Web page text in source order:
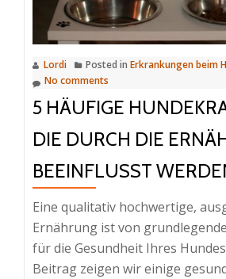
Lordi Posted in Erkrankungen beim
No comments
5 HÄUFIGE
DIE DURCH DIE
BEEINFLUSST
Eine qualitativ hochwertige,
Ernährung ist von
für die Gesundheit Ihres
Beitrag zeigen wir einige